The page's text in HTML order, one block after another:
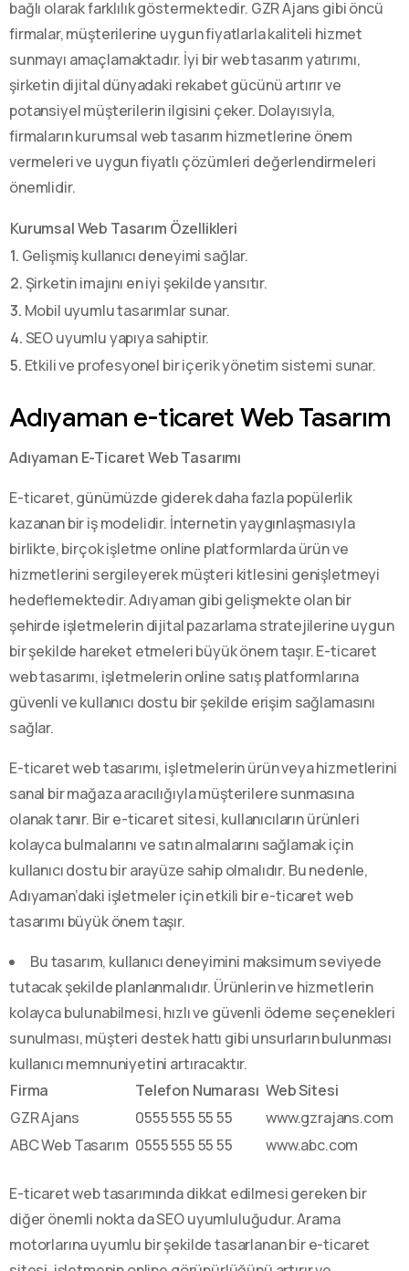
bağlı olarak farklılık göstermektedir. GZR Ajans gibi öncü
firmalar, müşterilerine uygun fiyatlarla kaliteli hizmet
sunmayı amaçlamaktadır. İyi bir web tasarım yatırımı,
şirketin dijital dünyadaki rekabet gücünü artırır ve
potansiyel müşterilerin ilgisini çeker. Dolayısıyla,
firmaların kurumsal web tasarım hizmetlerine önem
vermeleri ve uygun fiyatlı çözümleri değerlendirmeleri
önemlidir.
Kurumsal Web Tasarım Özellikleri
1. Gelişmiş kullanıcı deneyimi sağlar.
2.Şirketin imajını en iyi şekilde yansıtır.
3. Mobil uyumlu tasarımlar sunar.
4.SEO uyumlu yapıya sahiptir.
5. Etkili ve profesyonel bir içerik yönetim sistemi sunar.
Adıyaman e-ticaret Web Tasarım
Adıyaman E-Ticaret Web Tasarımı
E-ticaret, günümüzde giderek daha fazla popülerlik
kazanan bir iş modelidir. İnternetin yaygınlaşmasıyla
birlikte, birçok işletme online platformlarda ürün ve
hizmetlerini sergileyerek müşteri kitlesini genişletmeyi
hedeflemektedir. Adıyaman gibi gelişmekte olan bir
şehirde işletmelerin dijital pazarlama stratejilerine uygun
bir şekilde hareket etmeleri büyük önem taşır. E-ticaret
web tasarımı, işletmelerin online satış platformlarına
güvenli ve kullanıcı dostu bir şekilde erişim sağlamasını
sağlar.
E-ticaret web tasarımı, işletmelerin ürün veya hizmetlerini
sanal bir mağaza aracılığıyla müşterilere sunmasına
olanak tanır. Bir e-ticaret sitesi, kullanıcıların ürünleri
kolayca bulmalarını ve satın almalarını sağlamak için
kullanıcı dostu bir arayüze sahip olmalıdır. Bu nedenle,
Adıyaman’daki işletmeler için etkili bir e-ticaret web
tasarımı büyük önem taşır.
Bu tasarım, kullanıcı deneyimini maksimum seviyede
tutacak şekilde planlanmalıdır. Ürünlerin ve hizmetlerin
kolayca bulunabilmesi, hızlı ve güvenli ödeme seçenekleri
sunulması, müşteri destek hattı gibi unsurların bulunması
kullanıcı memnuniyetini artıracaktır.
Firma
Telefon Numarası Web Sitesi
GZR Ajans
0555 555 55 55
www.gzrajans.com
ABC Web Tasarım 0555 555 55 55 www.abc.com
E-ticaret web tasarımında dikkat edilmesi gereken bir
diğer önemli nokta da SEO uyumluluğudur. Arama
motorlarına uyumlu bir şekilde tasarlanan bir e-ticaret